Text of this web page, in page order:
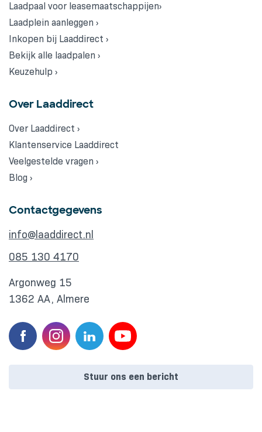
Laadpaal voor leasemaatschappijen›
Laadplein aanleggen ›
Inkopen bij Laaddirect ›
Bekijk alle laadpalen ›
Keuzehulp ›
Over Laaddirect
Over Laaddirect ›
Klantenservice Laaddirect
Veelgestelde vragen ›
Blog ›
Contactgegevens
info@laaddirect.nl
085 130 4170
Argonweg 15
1362 AA, Almere
Stuur ons een bericht